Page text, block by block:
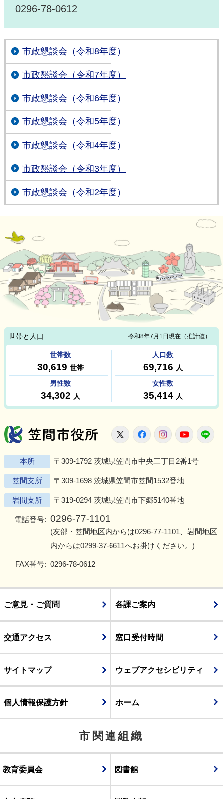
0296-78-0612
市政懇談会（令和8年度）
市政懇談会（令和7年度）
市政懇談会（令和6年度）
市政懇談会（令和5年度）
市政懇談会（令和4年度）
市政懇談会（令和3年度）
市政懇談会（令和2年度）
笠間市役所
X FacebookInstagram
本所 〒309-1792 茨城県笠間市中央三丁目2番1号
笠間支所 〒309-1698 茨城県笠間市笠間1532番地
岩間支所 〒319-0294 茨城県笠間市下郷5140番地
電話番号: 0296-77-1101
(友部・笠間地区内からは0296-77-1101、岩間地区
内からは0299-37-6611へお掛けください。)
FAX番号: 0296-78-0612
ご意見・ご質問 各課ご案内
交通アクセス 窓口受付時間
サイトマップ ウェブアクセシビリティ
個人情報保護方針 ホーム
市関連組織
教育委員会 図書館